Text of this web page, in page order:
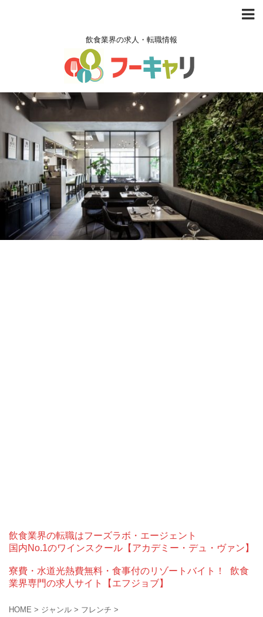
飲食業界の求人・転職情報
飲食業界の転職はフーズラボ・エージェント
国内No.1のワインスクール【アカデミー・デュ・ヴァン】
寮費・水道光熱費無料・食事付のリゾートバイト！
飲食
業界専門の求人サイト【エフジョブ】
HOME > ジャンル > フレンチ >